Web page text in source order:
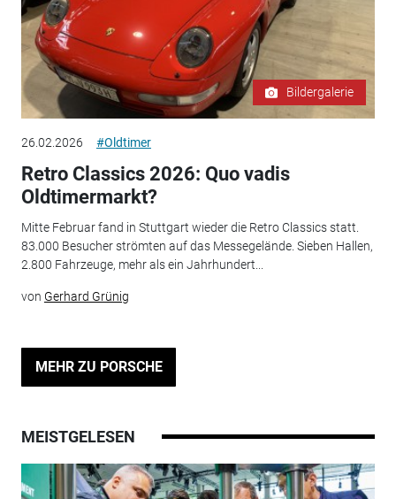
Bildergalerie
26.02.2026 #Oldtimer
Retro Classics 2026: Quo vadis
Oldtimermarkt?
Mitte Februar fand in Stuttgart wieder die Retro Classics statt.
83.000 Besucher strömten auf das Messegelände. Sieben Hallen,
2.800 Fahrzeuge, mehr als ein Jahrhundert...
von Gerhard Grünig
MEHR ZU PORSCHE
MEISTGELESEN